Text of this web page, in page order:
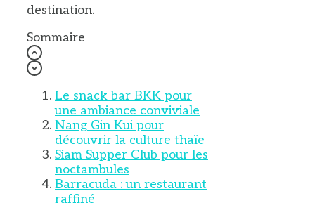
destination.
Sommaire
Le snack bar BKK pour
une ambiance conviviale
Nang Gin Kui pour
découvrir la culture thaïe
Siam Supper Club pour les
noctambules
Barracuda : un restaurant
raffiné